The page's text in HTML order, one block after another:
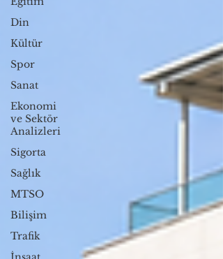
Din
Kültür
Spor
Sanat
Ekonomi
ve Sektör
Analizleri
Sigorta
Sağlık
MTSO
Bilişim
Trafik